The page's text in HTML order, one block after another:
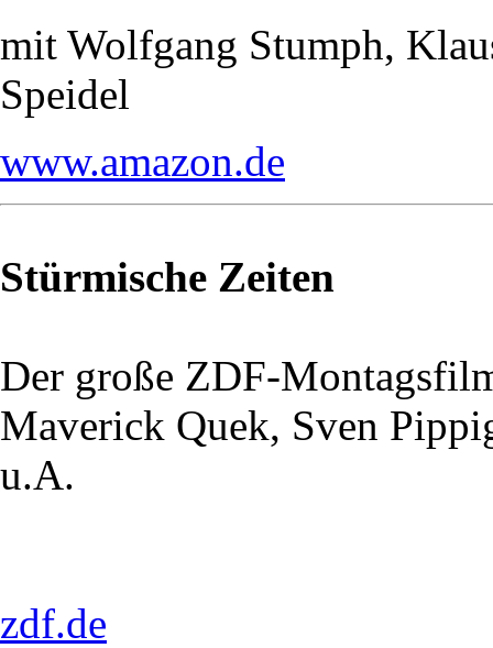
mit Wolfgang Stumph,
Speidel
www.amazon.de
Stürmische Zeiten
Der große ZDF-
Maverick Quek, Sven
u.A.
zdf.de